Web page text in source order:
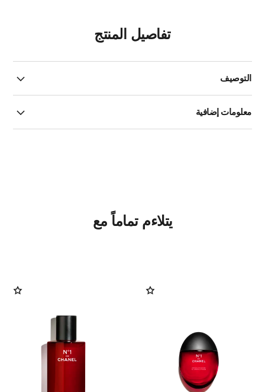
تفاصيل المنتج
التوصيف
معلومات إضافية
يتلاءم تماماً مع